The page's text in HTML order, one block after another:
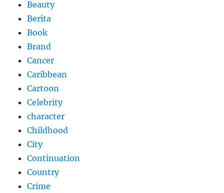
Beauty
Berita
Book
Brand
Cancer
Caribbean
Cartoon
Celebrity
character
Childhood
City
Continuation
Country
Crime